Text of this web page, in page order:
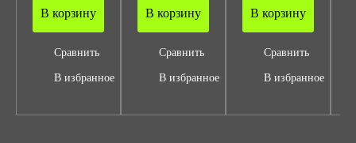
В корзину
Сравнить
В избранное
В корзину
Сравнить
В избранное
В корзину
Сравнить
В избранное